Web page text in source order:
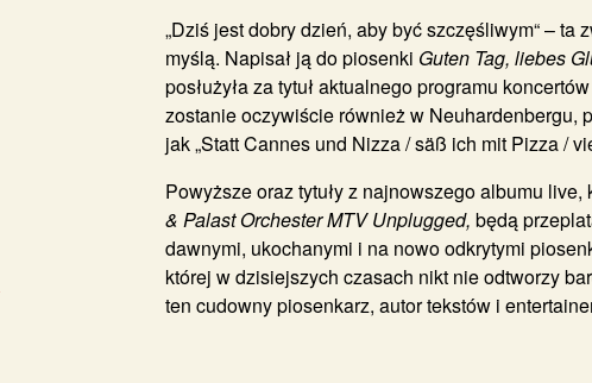
„Dziś jest dobry dzień, aby być szczęśliwym“ – ta
myślą. Napisał ją do piosenki Guten Tag, liebes
posłużyła za tytuł aktualnego programu
zostanie oczywiście również w Neuhardenbergu,
jak „Statt Cannes und Nizza / säß ich mit Pizza /
Powyższe oraz tytuły z najnowszego albumu live,
& Palast Orchester MTV Unplugged, będą
dawnymi, ukochanymi i na nowo odkrytymi
której w dzisiejszych czasach nikt nie odtworzy
ten cudowny piosenkarz, autor tekstów i